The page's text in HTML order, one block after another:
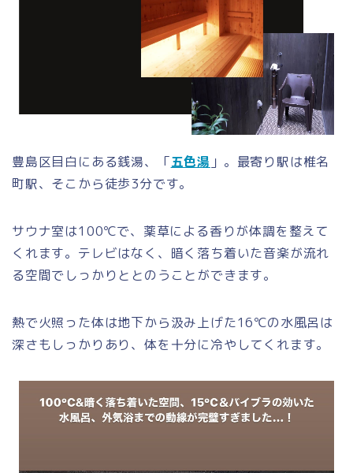
豊島区目白にある銭湯、「五色湯 」。最寄り駅は椎名
町駅、そこから徒歩3分です。
サウナ室は100℃で、薬草による香りが体調を整えて
くれます。テレビはなく、暗く落ち着いた音楽が流れ
る空間でしっかりととのうことができます。
熱で火照った体は地下から汲み上げた16℃の水風呂は
深さもしっかりあり、体を十分に冷やしてくれます。